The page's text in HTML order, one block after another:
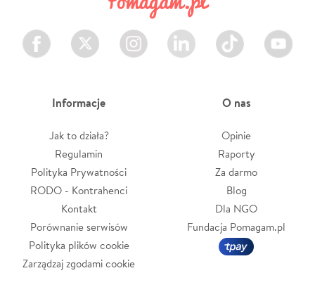
Facebook Twitter Instagram LinkedIn TikTok Youtube
Informacje
Jak to działa?
Regulamin
Polityka Prywatności
RODO - Kontrahenci
Kontakt
Porównanie serwisów
Polityka plików cookie
Zarządzaj zgodami cookie
O nas
Opinie
Raporty
Za darmo
Blog
Dla NGO
Fundacja Pomagam.pl